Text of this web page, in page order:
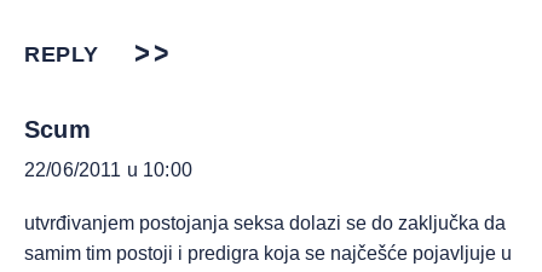
REPLY
Scum
22/06/2011 u 10:00
utvrđivanjem postojanja seksa dolazi se do zaključka da
samim tim postoji i predigra koja se najčešće pojavljuje u